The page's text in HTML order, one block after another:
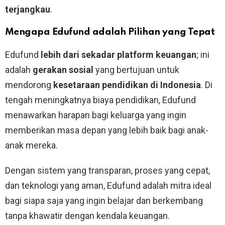
terjangkau.
Mengapa Edufund adalah Pilihan yang Tepat
Edufund lebih dari sekadar platform keuangan; ini
adalah gerakan sosial yang bertujuan untuk
mendorong kesetaraan pendidikan di Indonesia. Di
tengah meningkatnya biaya pendidikan, Edufund
menawarkan harapan bagi keluarga yang ingin
memberikan masa depan yang lebih baik bagi anak-
anak mereka.
Dengan sistem yang transparan, proses yang cepat,
dan teknologi yang aman, Edufund adalah mitra ideal
bagi siapa saja yang ingin belajar dan berkembang
tanpa khawatir dengan kendala keuangan.